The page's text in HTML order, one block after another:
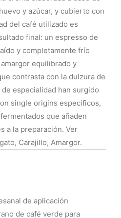
y azúcar, y cubierto con
del café utilizado es
final: un espresso de
y completamente frío
equilibrado y
contrasta con la dulzura de
especialidad han surgido
single origins específicos,
que añaden
a la preparación. Ver
Carajillo, Amargor.
de aplicación
de café verde para